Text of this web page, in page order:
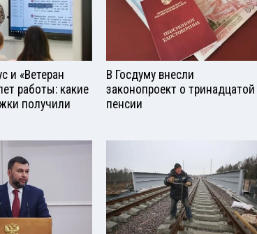
и «Ветеран
работы: какие
получили
В Госдуму внесли
законопроект о тринадцатой
пенсии